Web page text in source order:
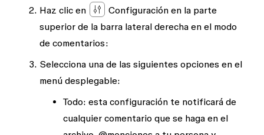
Haz clic en
Configuraciónen la parte
superior de la barra lateral derecha en el modo
de comentarios:
Selecciona una de las siguientes opciones en el
menú desplegable:
Todo: esta configuración te notificará de
cualquier comentario que se haga en el